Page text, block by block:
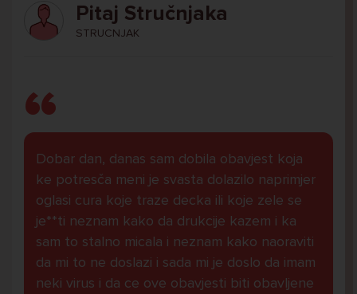
Pitaj Stručnjaka
STRUCNJAK
Dobar dan, danas sam dobila obavjest koja
ke potresča meni je svasta dolazilo naprimjer
oglasi cura koje traze decka ili koje zele se
je**ti neznam kako da drukcije kazem i ka
sam to stalno micala i neznam kako naoraviti
da mi to ne doslazi i sada mi je doslo da imam
neki virus i da ce ove obavjesti biti obavljene